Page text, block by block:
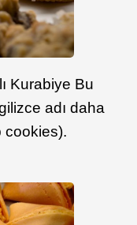
Kurabiye Bu
adı daha
cookies).